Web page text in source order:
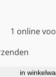
1 online
in